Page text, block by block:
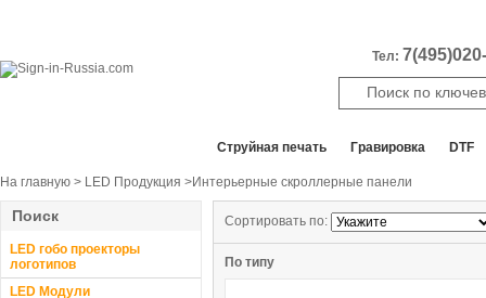
Тел:
Cтруйная печать Гравировка DTF
На главную > LED Продукция >Интерьерные скроллерные панели
Поиск
LED гобо проекторы
логотипов
LED Модули
Сортировать по:
По типу